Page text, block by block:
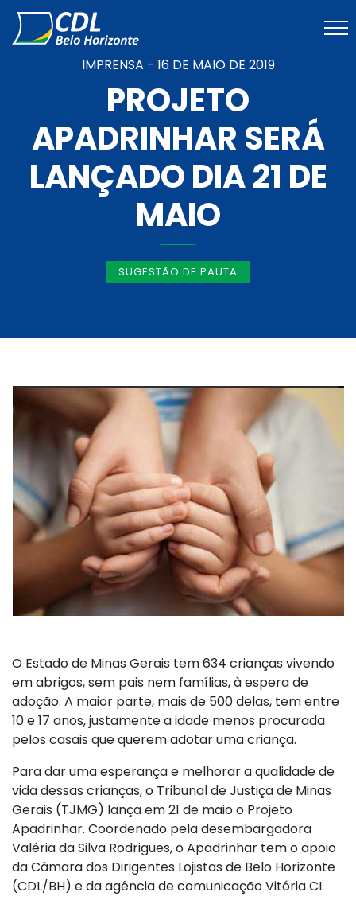
IMPRENSA - 16 DE MAIO DE 2019
PROJETO
APADRINHAR SERÁ
LANÇADO DIA 21 DE
MAIO
SUGESTÃO DE PAUTA
O Estado de Minas Gerais tem 634 crianças vivendo
em abrigos, sem pais nem famílias, à espera de
adoção. A maior parte, mais de 500 delas, tem entre
10 e 17 anos, justamente a idade menos procurada
pelos casais que querem adotar uma criança.
Para dar uma esperança e melhorar a qualidade de
vida dessas crianças, o Tribunal de Justiça de Minas
Gerais (TJMG) lança em 21 de maio o Projeto
Apadrinhar. Coordenado pela desembargadora
Valéria da Silva Rodrigues, o Apadrinhar tem o apoio
da Câmara dos Dirigentes Lojistas de Belo Horizonte
(CDL/BH) e da agência de comunicação Vitória CI.